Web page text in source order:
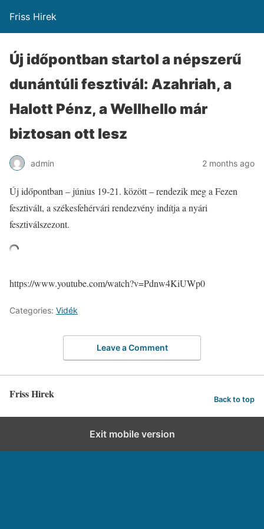
Friss Hirek
Új időpontban startol a népszerű
dunántúli fesztivál: Azahriah, a
Halott Pénz, a Wellhello már
biztosan ott lesz
admin 2 months ago
Új időpontban – június 19-21. között – rendezik meg a Fezen
fesztivált, a székesfehérvári rendezvény indítja a nyári
fesztiválszezont.
https://www.youtube.com/watch?v=Pdnw4KiUWp0
Categories: Vidék
Leave a Comment
Friss Hirek Back to top
Exit mobile version